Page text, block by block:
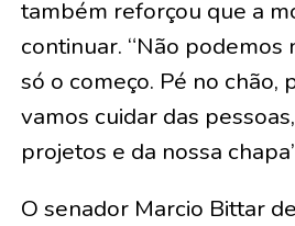
também reforçou que a
continuar. “Não podemos
só o começo. Pé no chão,
vamos cuidar das
projetos e da nossa
O senador Marcio Bittar